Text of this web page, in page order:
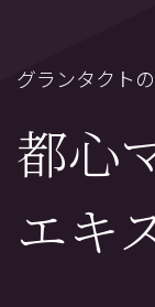
グランタクト
都心
エキ